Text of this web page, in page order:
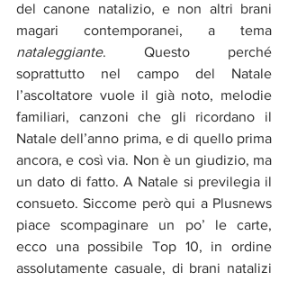
del canone natalizio, e non altri brani
nataleggiante. Questo perché
soprattutto nel campo del Natale
l’ascoltatore vuole il già noto, melodie
familiari, canzoni che gli ricordano il
Natale dell’anno prima, e di quello prima
ancora, e così via. Non è un giudizio, ma
un dato di fatto. A Natale si previlegia il
consueto. Siccome però qui a Plusnews
piace scompaginare un po’ le carte,
ecco una possibile Top 10, in ordine
assolutamente casuale, di brani natalizi